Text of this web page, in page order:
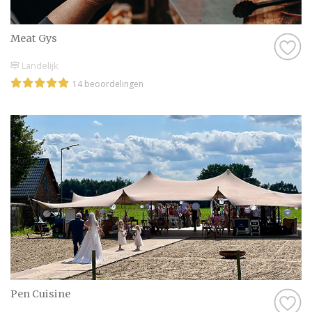
net even niet helemaal goed, dan zijn er nog
genoeg andere professionals in Andijk te
over te maken.
zoekmachine voor de leukste Foodtrucks in
Andijk, of kruip met een kop thee op de bank
en scroll door onze leuke inspiratie-artikelen
heen. Droom alvast weg bij de prachtige
foto’s en sfeerbeelden en denk je in hoe
geweldig jullie bruiloft wordt met behulp
van alle informatie op Trouwen.nl! Wij
wensen jullie alvast een geweldige tijd toe!
Meat Gys
Landelijk
14 beoordelingen
Pen Cuisine